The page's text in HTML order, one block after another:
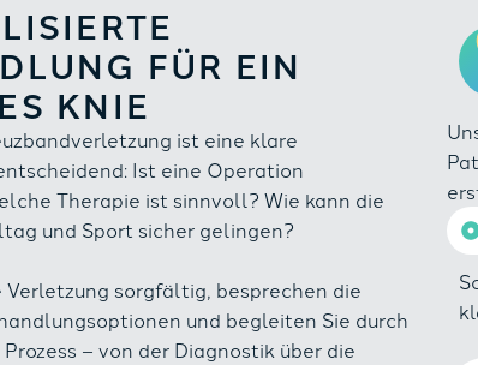
FÜR EIN
KNIE
ist eine klare
Ist eine Operation
Therapie ist sinnvoll? Wie kann die
und Sport sicher gelingen?
Verletzung sorgfältig, besprechen die
und begleiten Sie durch
– von der Diagnostik über die